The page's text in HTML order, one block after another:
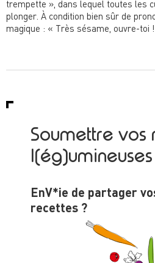
trempette », dans lequel toutes les
plonger. À condition bien sûr de
magique : « Très sésame, ouvre-toi !
Soumettre vos
l(ég)umineuses
EnV*ie de partager
recettes ?